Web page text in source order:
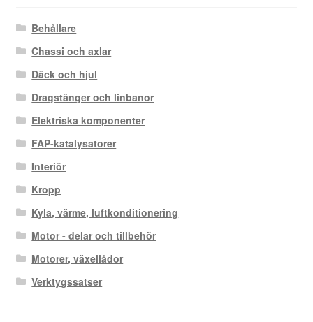
Behållare
Chassi och axlar
Däck och hjul
Dragstänger och linbanor
Elektriska komponenter
FAP-katalysatorer
Interiör
Kropp
Kyla, värme, luftkonditionering
Motor - delar och tillbehör
Motorer, växellådor
Verktygssatser